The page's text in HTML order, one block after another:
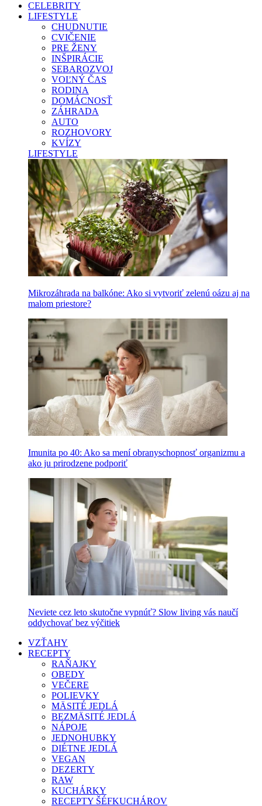
CELEBRITY
LIFESTYLE
CHUDNUTIE
CVIČENIE
PRE ŽENY
INŠPIRÁCIE
SEBAROZVOJ
VOĽNÝ ČAS
RODINA
DOMÁCNOSŤ
ZÁHRADA
AUTO
ROZHOVORY
KVÍZY
LIFESTYLE
Mikrozáhrada na balkóne: Ako si vytvoriť zelenú oázu aj na
malom priestore?
Imunita po 40: Ako sa mení obranyschopnosť organizmu a
ako ju prirodzene podporiť
Neviete cez leto skutočne vypnúť? Slow living vás naučí
oddychovať bez výčitiek
VZŤAHY
RECEPTY
RAŇAJKY
OBEDY
VEČERE
POLIEVKY
MÄSITÉ JEDLÁ
BEZMÄSITÉ JEDLÁ
NÁPOJE
JEDNOHUBKY
DIÉTNE JEDLÁ
VEGAN
DEZERTY
RAW
KUCHÁRKY
RECEPTY ŠÉFKUCHÁROV